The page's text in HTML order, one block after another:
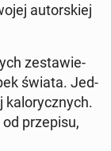
au­tor­skiej
ze­sta­wie­
świata. Jed­
ka­lo­rycz­nych.
prze­pi­su,